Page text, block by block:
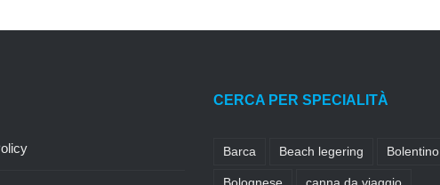
CERCA PER SPECIALITÀ
Barca Beach legering Bolentino